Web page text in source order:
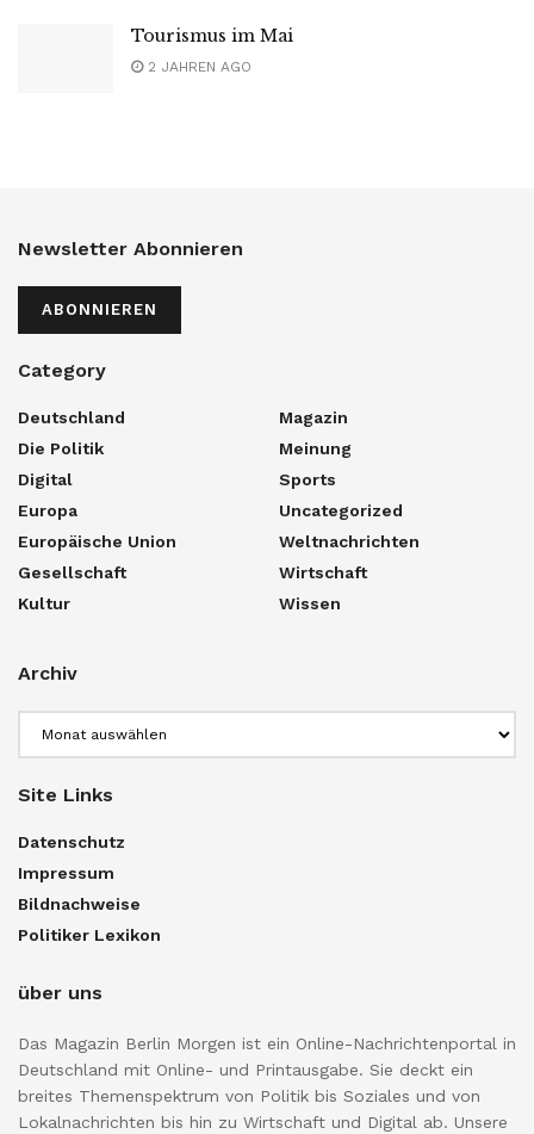
Tourismus im Mai
2 JAHREN AGO
Newsletter Abonnieren
ABONNIEREN
Category
Deutschland
Die Politik
Digital
Europa
Europäische Union
Gesellschaft
Kultur
Magazin
Meinung
Sports
Uncategorized
Weltnachrichten
Wirtschaft
Wissen
Archiv
Site Links
Datenschutz
Impressum
Bildnachweise
Politiker Lexikon
über uns
Das Magazin Berlin Morgen ist ein Online-Nachrichtenportal in
Deutschland mit Online- und Printausgabe. Sie deckt ein
breites Themenspektrum von Politik bis Soziales und von
Lokalnachrichten bis hin zu Wirtschaft und Digital ab. Unsere